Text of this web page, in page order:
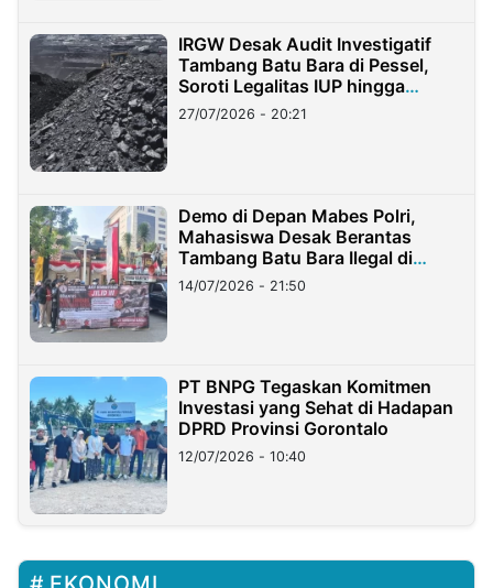
IRGW Desak Audit Investigatif
Tambang Batu Bara di Pessel,
Soroti Legalitas IUP hingga
Stockpile
27/07/2026 - 20:21
Demo di Depan Mabes Polri,
Mahasiswa Desak Berantas
Tambang Batu Bara Ilegal di
Lampung
14/07/2026 - 21:50
PT BNPG Tegaskan Komitmen
Investasi yang Sehat di Hadapan
DPRD Provinsi Gorontalo
12/07/2026 - 10:40